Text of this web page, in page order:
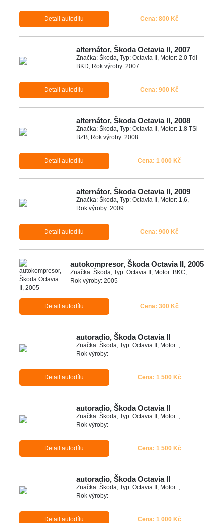
Detail autodílu Cena: 800 Kč
alternátor, Škoda Octavia II, 2007
Značka: Škoda, Typ: Octavia II, Motor: 2.0 Tdi
BKD, Rok výroby: 2007
Detail autodílu Cena: 900 Kč
alternátor, Škoda Octavia II, 2008
Značka: Škoda, Typ: Octavia II, Motor: 1.8 TSi
BZB, Rok výroby: 2008
Detail autodílu Cena: 1 000 Kč
alternátor, Škoda Octavia II, 2009
Značka: Škoda, Typ: Octavia II, Motor: 1,6,
Rok výroby: 2009
Detail autodílu Cena: 900 Kč
autokompresor, Škoda Octavia II, 2005
Značka: Škoda, Typ: Octavia II, Motor: BKC,
Rok výroby: 2005
Detail autodílu Cena: 300 Kč
autoradio, Škoda Octavia II
Značka: Škoda, Typ: Octavia II, Motor: ,
Rok výroby:
Detail autodílu Cena: 1 500 Kč
autoradio, Škoda Octavia II
Značka: Škoda, Typ: Octavia II, Motor: ,
Rok výroby:
Detail autodílu Cena: 1 500 Kč
autoradio, Škoda Octavia II
Značka: Škoda, Typ: Octavia II, Motor: ,
Rok výroby:
Detail autodílu Cena: 1 000 Kč